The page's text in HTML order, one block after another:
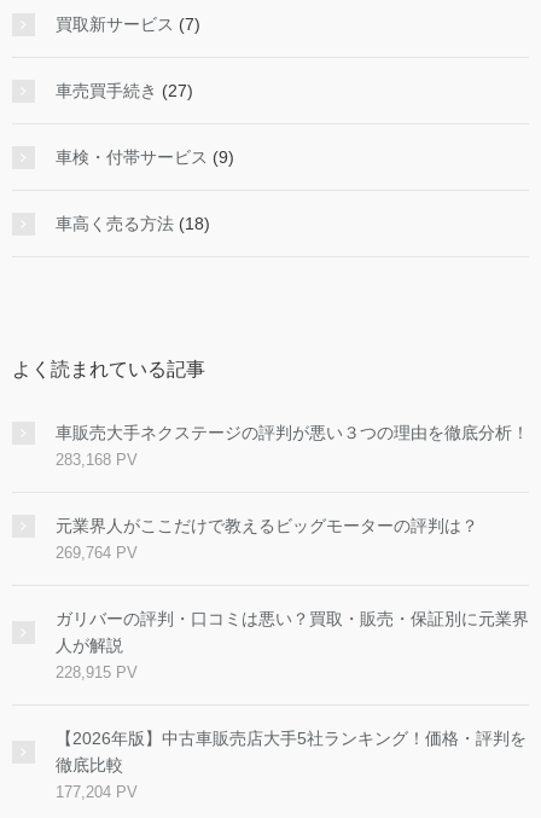
買取新サービス (7)
車売買手続き (27)
車検・付帯サービス (9)
車高く売る方法 (18)
よく読まれている記事
車販売大手ネクステージの評判が悪い３つの理由を徹底分析！
283,168 PV
元業界人がここだけで教えるビッグモーターの評判は？
269,764 PV
ガリバーの評判・口コミは悪い？買取・販売・保証別に元業界
人が解説
228,915 PV
【2026年版】中古車販売店大手5社ランキング！価格・評判を
徹底比較
177,204 PV